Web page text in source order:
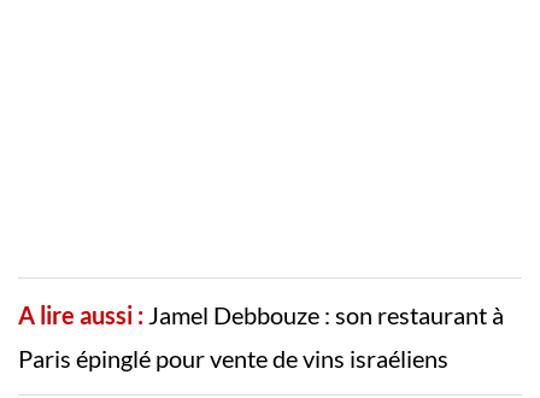
A lire aussi : Jamel Debbouze : son restaurant à
Paris épinglé pour vente de vins israéliens